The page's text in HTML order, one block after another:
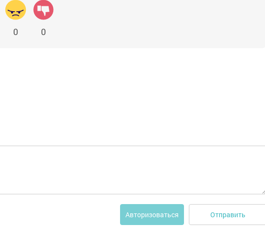
0 0
Авторизоваться Отправить